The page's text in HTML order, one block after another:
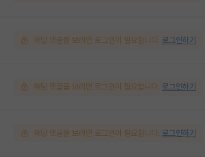
해당 댓글을 보려면 로그인이 필요합니다. 로그인하기
해당 댓글을 보려면 로그인이 필요합니다. 로그인하기
해당 댓글을 보려면 로그인이 필요합니다. 로그인하기